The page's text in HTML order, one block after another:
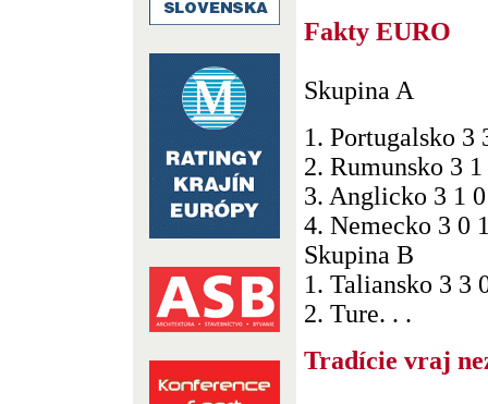
Fakty EURO
Skupina A
1. Portugalsko 3
2. Rumunsko 3
3. Anglicko 3 1
4. Nemecko 3 0
Skupina B
1. Taliansko 3 3
2. Ture. . .
Tradície vraj